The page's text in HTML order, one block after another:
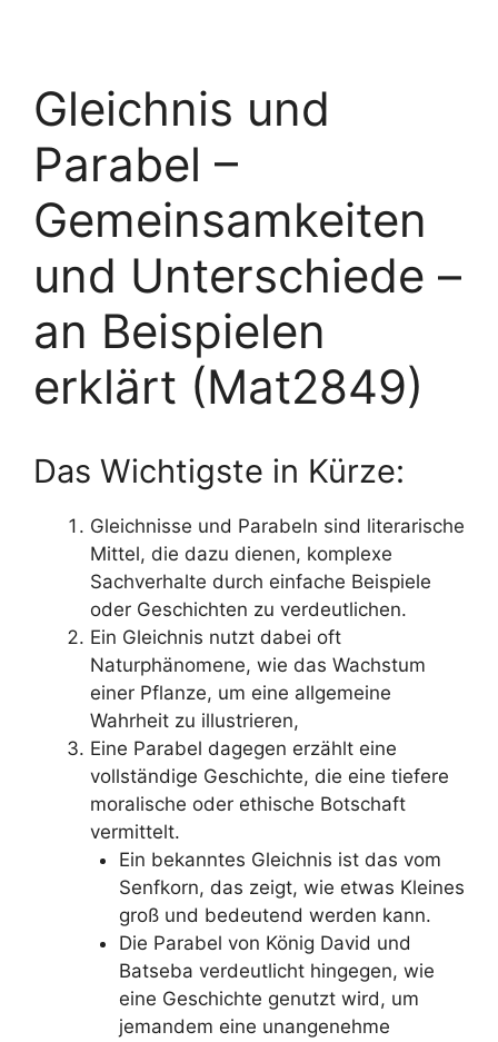
Gleichnis und
Parabel –
Gemeinsamkeiten
und Unterschiede –
an Beispielen
erklärt (Mat2849)
Das Wichtigste in Kürze:
Gleichnisse und Parabeln sind literarische
Mittel, die dazu dienen, komplexe
Sachverhalte durch einfache Beispiele
oder Geschichten zu verdeutlichen.
Ein Gleichnis nutzt dabei oft
Naturphänomene, wie das Wachstum
einer Pflanze, um eine allgemeine
Wahrheit zu illustrieren,
Eine Parabel dagegen erzählt eine
vollständige Geschichte, die eine tiefere
moralische oder ethische Botschaft
vermittelt.
Ein bekanntes Gleichnis ist das vom
Senfkorn, das zeigt, wie etwas Kleines
groß und bedeutend werden kann.
Die Parabel von König David und
Batseba verdeutlicht hingegen, wie
eine Geschichte genutzt wird, um
jemandem eine unangenehme